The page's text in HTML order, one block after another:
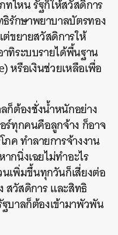
ทไหน รัฐก็ให้สวัสดิการ
รักษาพยาบาลบัตรทอง
ขยายสวัสดิการให้
ทิระบบรายได้พื้นฐาน
หรือเงินช่วยเหลือเพื่อ
ก็ต้องชั่งน้ำหนักอย่าง
ร์ทุกคนคือลูกจ้าง ก็อาจ
ค ทำลายการจ้างงาน
กนิ่งเฉยไม่ทำอะไร
เพิ่มขึ้นทุกวันก็เสี่ยงต่อ
สวัสดิการ และสิทธิ
บาลก็ต้องเข้ามาพัวพัน